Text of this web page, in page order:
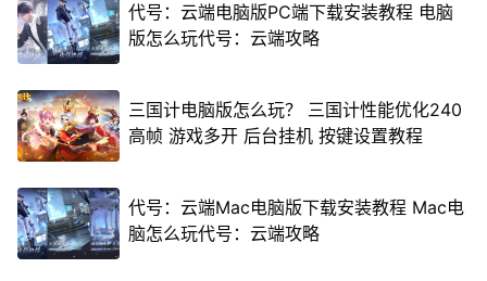
代号：云端电脑版PC端下载安装教程 电脑
版怎么玩代号：云端攻略
三国计电脑版怎么玩？ 三国计性能优化240
高帧 游戏多开 后台挂机 按键设置教程
代号：云端Mac电脑版下载安装教程 Mac电
脑怎么玩代号：云端攻略